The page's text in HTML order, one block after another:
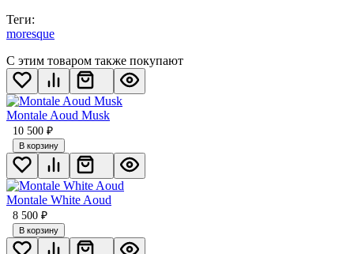
Теги:
moresque
С этим товаром также покупают
Montale Aoud Musk
10 500 ₽
В корзину
Montale White Aoud
8 500 ₽
В корзину